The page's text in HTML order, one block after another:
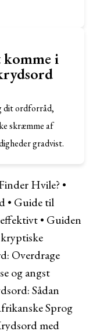
komme i
dit ordforråd,
skræmme af
gradvist.
Hvile? •
• Guide til
• Guiden
Overdrage
og angst
Sådan
Sprog
med